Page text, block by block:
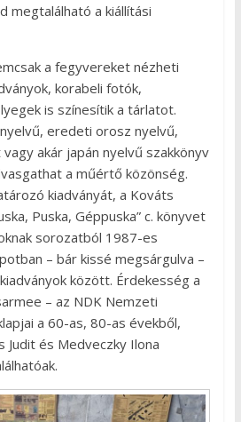
megtalálható a kiállítási
a fegyvereket nézheti
korabeli fotók,
is színesítik a tárlatot.
eredeti orosz nyelvű,
akár japán nyelvű szakkönyv
a műértő közönség.
kiadványát, a Kováts
Puska, Géppuska” c. könyvet
sorozatból 1987-es
– bár kissé megsárgulva –
között. Érdekesség a
– az NDK Nemzeti
a 60-as, 80-as évekből,
Judit és Medveczky Ilona